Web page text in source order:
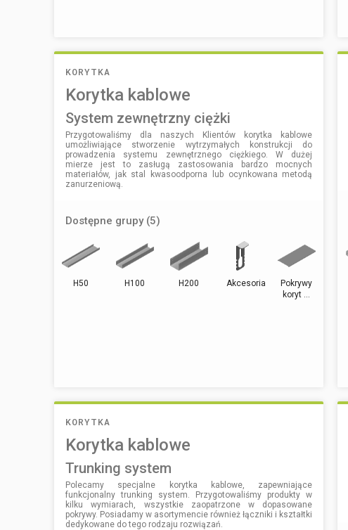
KORYTKA
Korytka kablowe
system zewnętrzny ciężki
Przygotowaliśmy dla naszych Klientów korytka kablowe
umożliwiające stworzenie wytrzymałych konstrukcji do
prowadzenia systemu zewnętrznego ciężkiego. W dużej
mierze jest to zasługą zastosowania bardzo mocnych
materiałów, jak stal kwasoodporna lub ocynkowana metodą
zanurzeniową.
Dostępne grupy (5)
H50 H100 H200 Akcesoria
Pokrywy
koryt ...
KORYTKA
Korytka kablowe
trunking system
Polecamy specjalne korytka kablowe, zapewniające
funkcjonalny trunking system. Przygotowaliśmy produkty w
kilku wymiarach, wszystkie zaopatrzone w dopasowane
pokrywy. Posiadamy w asortymencie również łączniki i kształtki
dedykowane do tego rodzaju rozwiązań.